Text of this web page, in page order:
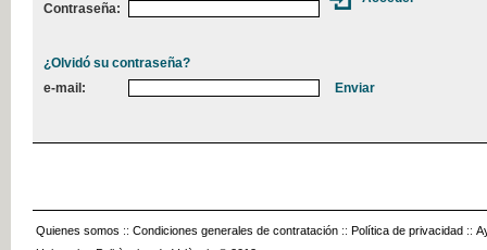
Contraseña:
¿Olvidó su contraseña?
e-mail:
Quienes somos :: Condiciones generales de contratación :: Política de privacidad ::